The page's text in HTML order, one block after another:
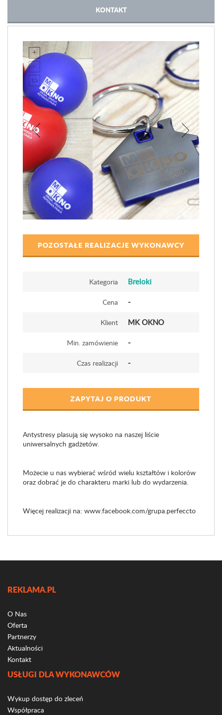
KONTAKT
POZOSTAŁE REALIZACJE WYKONAWCY
Kategoria Breloki
Cena -
Klient MK OKNO
Min. zamówienie -
Czas realizacji -
ZAPYTAJ O PRODUKT
Antystresy plasują się wysoko na naszej liście
uniwersalnych gadżetów.
Możecie u nas wybierać wśród wielu kształtów i kolorów
oraz dobrać je do charakteru marki lub do wydarzenia.
Więcej realizacji na: www.facebook.com/grupa.perfeccto
REKLAMA.PL
O Nas
Oferta
Partnerzy
Aktualności
Kontakt
USŁUGI DLA WYKONAWCÓW
Wykup dostęp do zleceń
Współpraca